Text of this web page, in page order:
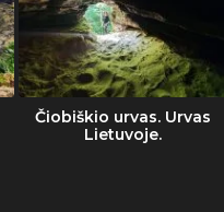
Čiobiškio urvas. Urvas
Lietuvoje.